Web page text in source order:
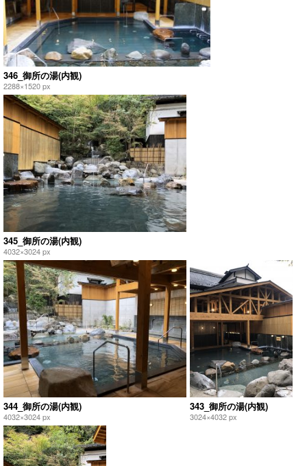
346_御所の湯(内観)
2288×1520 px
345_御所の湯(内観)
4032×3024 px
344_御所の湯(内観)
4032×3024 px
343_御所の湯(内観)
3024×4032 px